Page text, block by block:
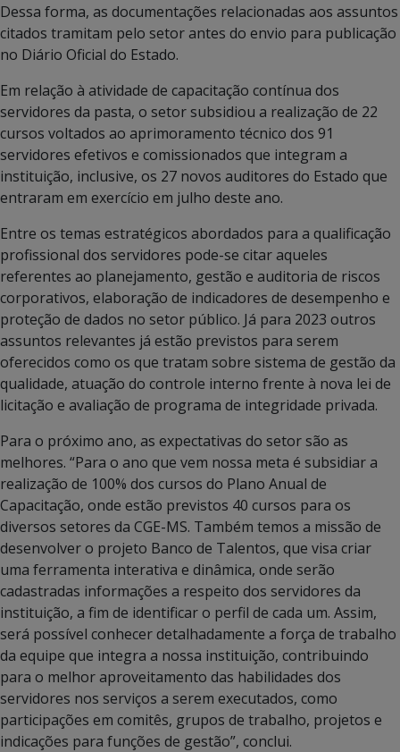
Dessa forma, as documentações relacionadas aos assuntos
citados tramitam pelo setor antes do envio para publicação
no Diário Oficial do Estado.
Em relação à atividade de capacitação contínua dos
servidores da pasta, o setor subsidiou a realização de 22
cursos voltados ao aprimoramento técnico dos 91
servidores efetivos e comissionados que integram a
instituição, inclusive, os 27 novos auditores do Estado que
entraram em exercício em julho deste ano.
Entre os temas estratégicos abordados para a qualificação
profissional dos servidores pode-se citar aqueles
referentes ao planejamento, gestão e auditoria de riscos
corporativos, elaboração de indicadores de desempenho e
proteção de dados no setor público. Já para 2023 outros
assuntos relevantes já estão previstos para serem
oferecidos como os que tratam sobre sistema de gestão da
qualidade, atuação do controle interno frente à nova lei de
licitação e avaliação de programa de integridade privada.
Para o próximo ano, as expectativas do setor são as
melhores. “Para o ano que vem nossa meta é subsidiar a
realização de 100% dos cursos do Plano Anual de
Capacitação, onde estão previstos 40 cursos para os
diversos setores da CGE-MS. Também temos a missão de
desenvolver o projeto Banco de Talentos, que visa criar
uma ferramenta interativa e dinâmica, onde serão
cadastradas informações a respeito dos servidores da
instituição, a fim de identificar o perfil de cada um. Assim,
será possível conhecer detalhadamente a força de trabalho
da equipe que integra a nossa instituição, contribuindo
para o melhor aproveitamento das habilidades dos
servidores nos serviços a serem executados, como
participações em comitês, grupos de trabalho, projetos e
indicações para funções de gestão”, conclui.